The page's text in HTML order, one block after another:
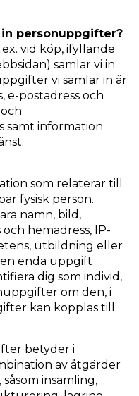
personuppgifter?
vid köp, ifyllande
samlar vi in
vi samlar in är
e-postadress och
samt information
som relaterar till
fysisk person.
namn, bild,
hemadress, IP-
utbildning eller
enda uppgift
dig som individ,
om den, i
kan kopplas till
betyder i
av åtgärder
insamling,